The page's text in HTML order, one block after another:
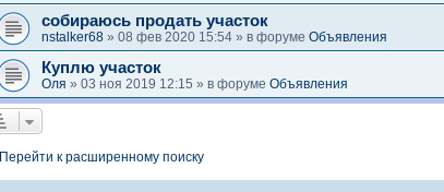
собираюсь продать участок
nstalker68 » 08 фев 2020 15:54 » в форуме Объявления
Куплю участок
Оля » 03 ноя 2019 12:15 » в форуме Объявления
Перейти к расширенному поиску